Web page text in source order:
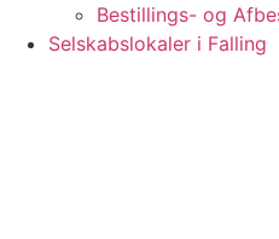
Bestillings- og
Selskabslokaler i Falling